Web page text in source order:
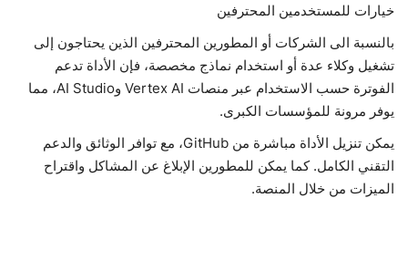
خيارات للمستخدمين المحترفين
بالنسبة الى الشركات أو المطورين المحترفين الذين يحتاجون إلى
تشغيل وكلاء عدة أو استخدام نماذج مخصصة، فإن الأداة تدعم
الفوترة حسب الاستخدام عبر منصات Vertex AI وAI Studio، مما
يوفر مرونة للمؤسسات الكبرى.
يمكن تنزيل الأداة مباشرة من GitHub، مع توافر الوثائق والدعم
التقني الكامل. كما يمكن للمطورين الإبلاغ عن المشاكل واقتراح
الميزات من خلال المنصة.